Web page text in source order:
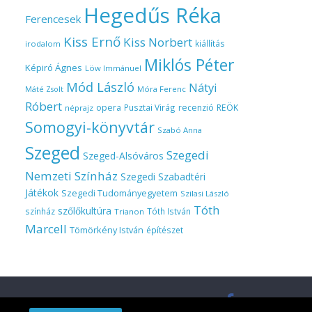
Ferencesek Hegedűs Réka
irodalom Kiss Ernő Kiss Norbert kiállítás
Képiró Ágnes Löw Immánuel Miklós Péter
Máté Zsolt Mód László Móra Ferenc Nátyi
Róbert néprajz opera Pusztai Virág recenzió REÖK
Somogyi-könyvtár Szabó Anna
Szeged Szeged-Alsóváros Szegedi
Nemzeti Színház Szegedi Szabadtéri
Játékok Szegedi Tudományegyetem Szilasi László
színház szőlőkultúra Trianon Tóth István Tóth
Marcell Tömörkény István építészet